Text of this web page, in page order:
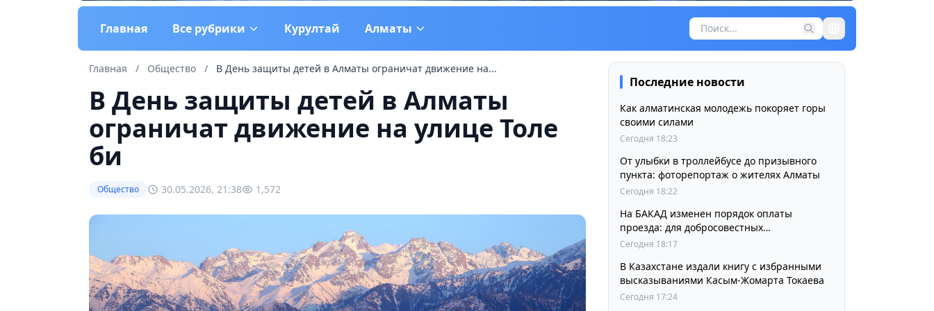
Главная Все рубрики Курултай Алматы
Главная / Общество / В День защиты детей в Алматы ограничат движение на...
В День защиты детей в Алматы
ограничат движение на улице Толе
би
Общество 30.05.2026, 21:38 1,572
Последние новости
Как алматинская молодежь покоряет горы
своими силами
Сегодня 18:23
От улыбки в троллейбусе до призывного
пункта: фоторепортаж о жителях Алматы
Сегодня 18:22
На БАКАД изменен порядок оплаты
проезда: для добросовестных
пользователей стоимость остается
Сегодня 18:17
В Казахстане издали книгу с избранными
высказываниями Касым-Жомарта Токаева
Сегодня 17:24